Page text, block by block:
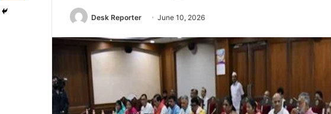
Desk Reporter June 10, 2026